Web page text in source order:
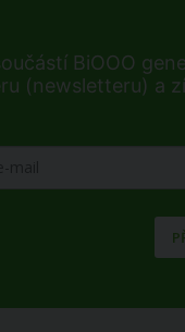
BiOOO
(newsletteru) a